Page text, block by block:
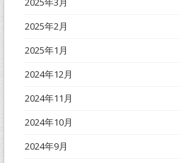
2025年2月
2025年1月
2024年12月
2024年11月
2024年10月
2024年9月